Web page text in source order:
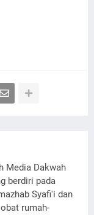
Media Dakwah
berdiri pada
Syafi'i dan
rumah-